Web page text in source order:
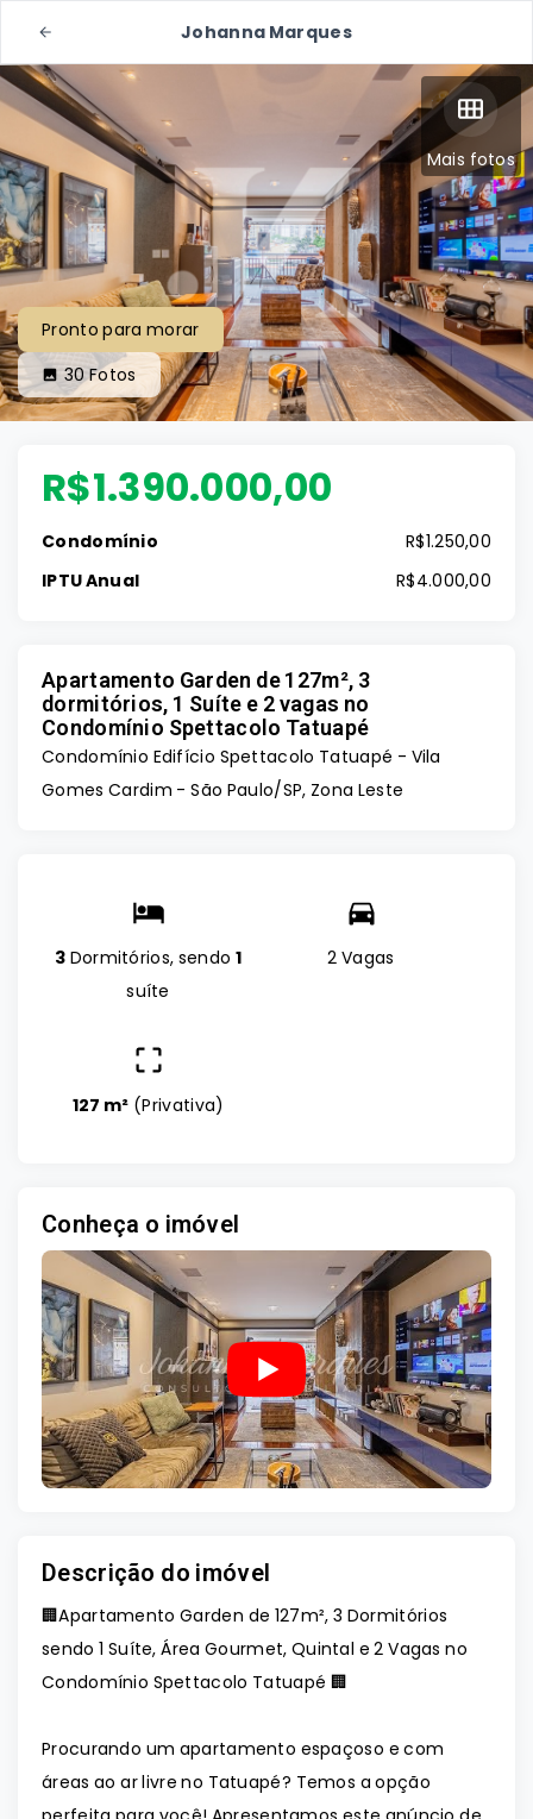
Johanna Marques
Mais fotos
Pronto para morar
30Fotos
R$1.390.000,00
Condomínio
R$1.250,00
IPTU Anual
R$4.000,00
Apartamento Garden de 127m², 3
dormitórios, 1 Suíte e 2 vagas no
Condomínio Spettacolo Tatuapé
Condomínio Edifício Spettacolo Tatuapé - Vila
Gomes Cardim - São Paulo/SP, Zona Leste
3 Dormitórios, sendo 1
suíte
2 Vagas
127 m² (Privativa)
Conheça o imóvel
Descrição do imóvel
🏢Apartamento Garden de 127m², 3 Dormitórios
sendo 1 Suíte, Área Gourmet, Quintal e 2 Vagas no
Condomínio Spettacolo Tatuapé 🏢
Procurando um apartamento espaçoso e com
áreas ao ar livre no Tatuapé? Temos a opção